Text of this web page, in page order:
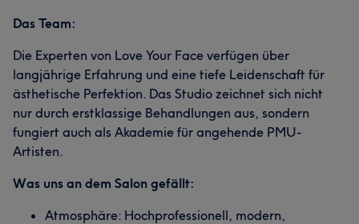
Das Team:
Die Experten von Love Your Face verfügen über
langjährige Erfahrung und eine tiefe Leidenschaft für
ästhetische Perfektion. Das Studio zeichnet sich nicht
nur durch erstklassige Behandlungen aus, sondern
fungiert auch als Akademie für angehende PMU-
Artisten.
Was uns an dem Salon gefällt:
Atmosphäre: Hochprofessionell, modern,